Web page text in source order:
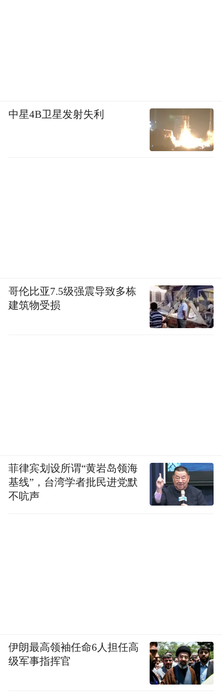
中星4B卫星发射失利
哥伦比亚7.5级强震导致多栋
建筑物受损
菲律宾划设所谓“黄岩岛领海
基线”，台湾学者批民进党默
不吭声
伊朗最高领袖任命6人担任高
级军事指挥官